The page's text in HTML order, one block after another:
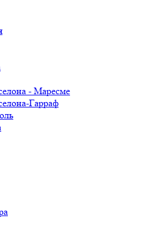
- Маресме
Гарраф